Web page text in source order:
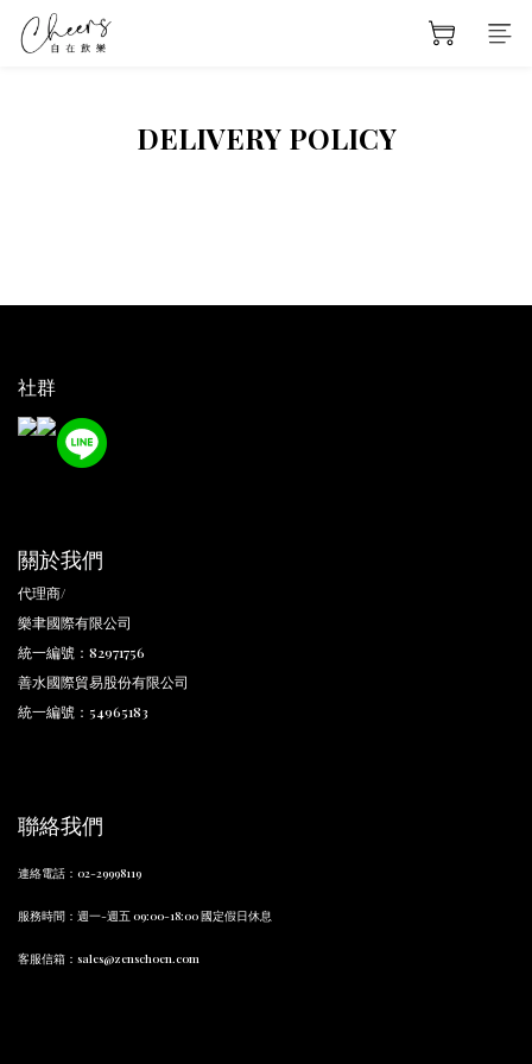
DELIVERY POLICY
社群
關於我們
代理商/
樂聿國際有限公司
統一編號：82971756
善水國際貿易股份有限公司
統一編號：54965183
聯絡我們
連絡電話 ： 02-29998119
服務時間 ： 週一-週五 09:00-18:00 國定假日休息
客服信箱：sales@zenschoen.com